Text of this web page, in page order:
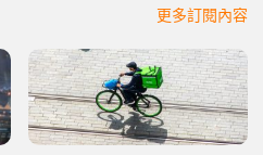
更多訂閱內容